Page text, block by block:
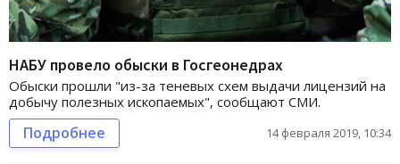
НАБУ провело обыски в Госгеонедрах
Обыски прошли "из-за теневых схем выдачи лицензий на
добычу полезных ископаемых", сообщают СМИ.
Подробнее 14 февраля 2019, 10:34